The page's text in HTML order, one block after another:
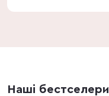
Наші бестселери